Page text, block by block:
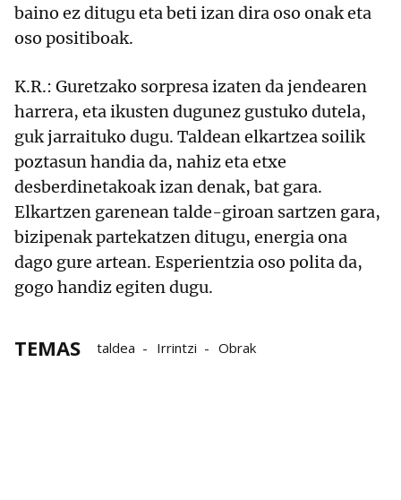
baino ez ditugu eta beti izan dira oso onak eta
oso positiboak.
K.R.: Guretzako sorpresa izaten da jendearen
harrera, eta ikusten dugunez gustuko dutela,
guk jarraituko dugu. Taldean elkartzea soilik
poztasun handia da, nahiz eta etxe
desberdinetakoak izan denak, bat gara.
Elkartzen garenean talde-giroan sartzen gara,
bizipenak partekatzen ditugu, energia ona
dago gure artean. Esperientzia oso polita da,
gogo handiz egiten dugu.
TEMAS taldea Irrintzi Obrak